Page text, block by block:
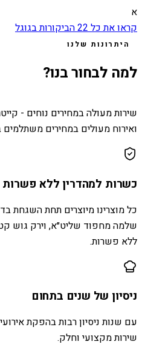
א
קראו את כל22הביקורות בגוגל
היתרונות שלנו
למה לבחור בנו?
שירות מעולה במחירים נוחים -
ואירוח מעולים במחירים משתלמים
כשרות למהדרין ללא פשרות
כל מוצרינו מיוצרים תחת השגחת
שלמה מחפוד שליט״א, וירק גוש
ללא פשרות.
ניסיון של שנים בתחום
עם שנות ניסיון רבות בהפקת
שירות מקצועי וחלק.